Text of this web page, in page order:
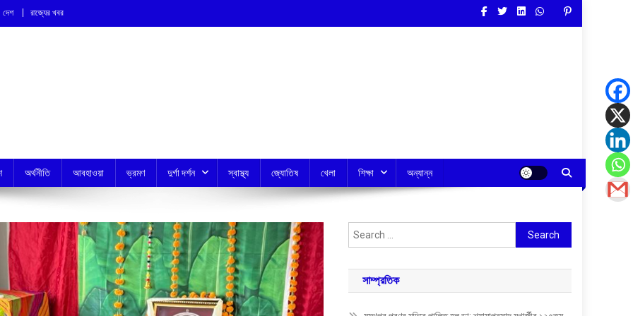
দেশ রাজ্যের খবর
অর্থনীতি আবহাওয়া ভ্রমণ দুর্গা দর্শন স্বাস্থ্য জ্যোতিষ খেলা শিক্ষা অন্যান্ন
Search
for:
সাম্প্রতিক